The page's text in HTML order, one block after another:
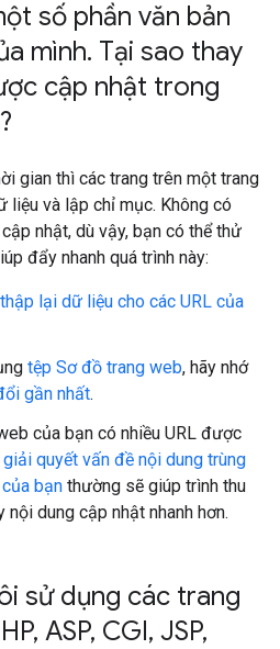
số phần văn bản
mình. Tại sao thay
cập nhật trong
gian thì các trang trên một trang
và lập chỉ mục. Không có
nhật, dù vậy, bạn có thể thử
đẩy nhanh quá trình này:
lại dữ liệu cho các URL của
tệp Sơ đồ trang web, hãy nhớ
gần nhất.
của bạn có nhiều URL được
giải quyết vấn đề nội dung trùng
bạn thường sẽ giúp trình thu
dung cập nhật nhanh hơn.
sử dụng các trang
, ASP, CGI, JSP,